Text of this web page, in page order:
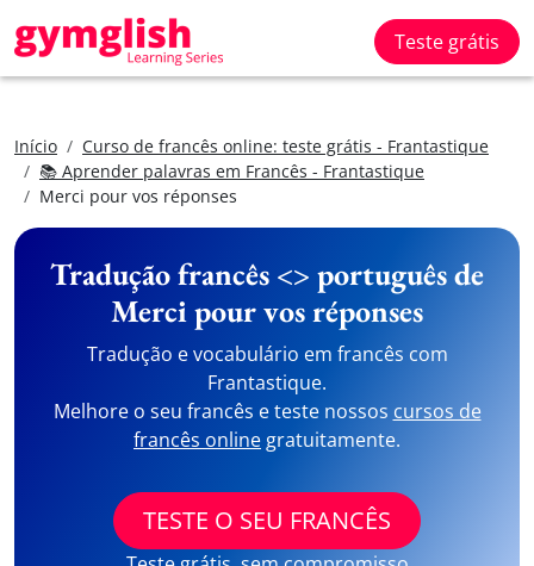
Teste grátis
Início
Curso de francês online: teste grátis - Frantastique
📚 Aprender palavras em Francês - Frantastique
Merci pour vos réponses
Tradução francês <> português de
Merci pour vos réponses
Tradução e vocabulário em francês com
Frantastique.
Melhore o seu francês e teste nossos cursos de
francês online gratuitamente.
TESTE O SEU FRANCÊS